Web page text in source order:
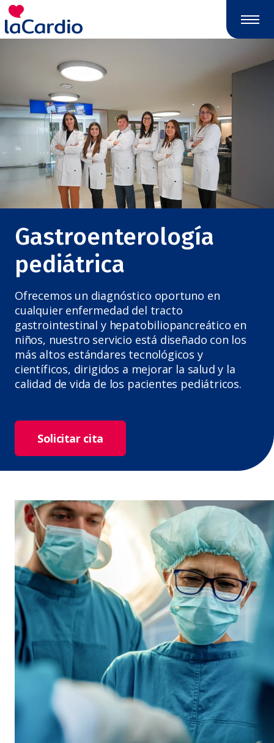
Gastroenterología
pediátrica
Ofrecemos un diagnóstico oportuno en
cualquier enfermedad del tracto
gastrointestinal y hepatobiliopancreático en
niños, nuestro servicio está diseñado con los
más altos estándares tecnológicos y
científicos, dirigidos a mejorar la salud y la
calidad de vida de los pacientes pediátricos.
Solicitar cita